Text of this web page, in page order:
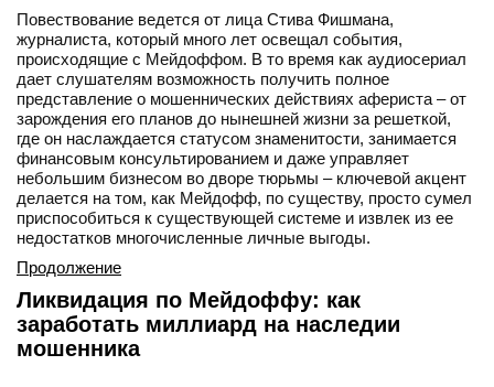
Повествование ведется от лица Стива Фишмана,
журналиста, который много лет освещал события,
происходящие с Мейдоффом. В то время как аудиосериал
дает слушателям возможность получить полное
представление о мошеннических действиях афериста – от
зарождения его планов до нынешней жизни за решеткой,
где он наслаждается статусом знаменитости, занимается
финансовым консультированием и даже управляет
небольшим бизнесом во дворе тюрьмы – ключевой акцент
делается на том, как Мейдофф, по существу, просто сумел
приспособиться к существующей системе и извлек из ее
недостатков многочисленные личные выгоды.
Продолжение
Ликвидация по Мейдоффу: как
заработать миллиард на наследии
мошенника